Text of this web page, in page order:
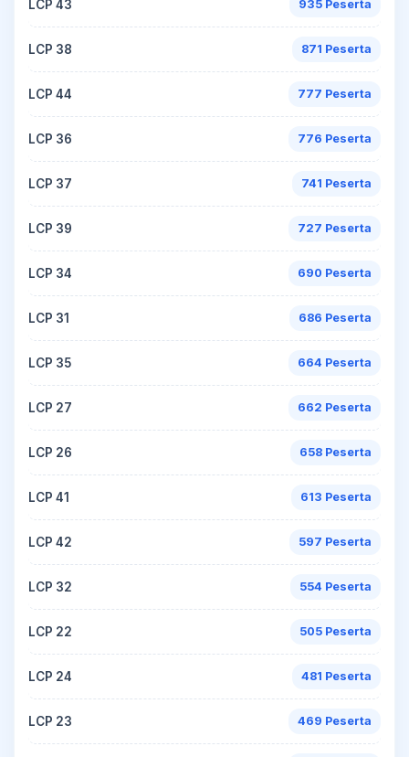
LCP 43 935 Peserta
LCP 38 871 Peserta
LCP 44 777 Peserta
LCP 36 776 Peserta
LCP 37 741 Peserta
LCP 39 727 Peserta
LCP 34 690 Peserta
LCP 31 686 Peserta
LCP 35 664 Peserta
LCP 27 662 Peserta
LCP 26 658 Peserta
LCP 41 613 Peserta
LCP 42 597 Peserta
LCP 32 554 Peserta
LCP 22 505 Peserta
LCP 24 481 Peserta
LCP 23 469 Peserta